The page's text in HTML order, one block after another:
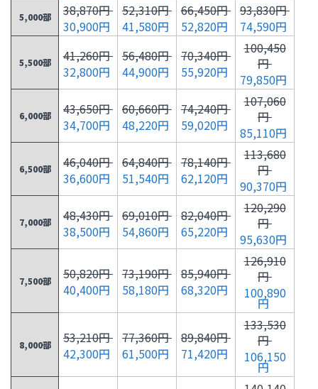
5,000部
38,870円
30,900円
52,310円
41,580円
66,450円
52,820円
93,830円
74,590円
5,500部
41,260円
32,800円
56,480円
44,900円
70,340円
55,920円
100,450
円
79,850円
6,000部
43,650円
34,700円
60,660円
48,220円
74,240円
59,020円
107,060
円
85,110円
6,500部
46,040円
36,600円
64,840円
51,540円
78,140円
62,120円
113,680
円
90,370円
7,000部
48,430円
38,500円
69,010円
54,860円
82,040円
65,220円
120,290
円
95,630円
7,500部
50,820円
40,400円
73,190円
58,180円
85,940円
68,320円
126,910
円
100,890
円
8,000部
53,210円
42,300円
77,360円
61,500円
89,840円
71,420円
133,530
円
106,150
円